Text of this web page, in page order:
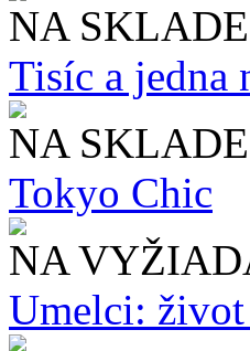
NA SKLADE
Tisíc a jedna
NA SKLADE
Tokyo Chic
NA
Umelci: